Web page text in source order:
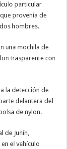
particular
provenía de
hombres.
una mochila de
trasparente con
la detección de
delantera del
de nylon.
de Junín,
el vehículo